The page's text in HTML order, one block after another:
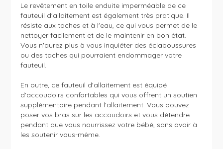
Le revêtement en toile enduite imperméable de ce
fauteuil d'allaitement est également très pratique. Il
résiste aux taches et à l'eau, ce qui vous permet de le
nettoyer facilement et de le maintenir en bon état.
Vous n'aurez plus à vous inquiéter des éclaboussures
ou des taches qui pourraient endommager votre
fauteuil.
En outre, ce fauteuil d'allaitement est équipé
d'accoudoirs confortables qui vous offrent un soutien
supplémentaire pendant l'allaitement. Vous pouvez
poser vos bras sur les accoudoirs et vous détendre
pendant que vous nourrissez votre bébé, sans avoir à
les soutenir vous-même.